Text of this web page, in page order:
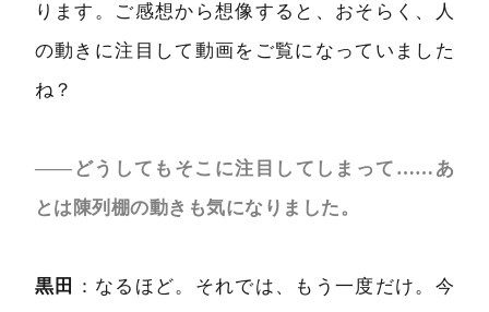
ります。ご感想から想像すると、おそらく、人
の動きに注目して動画をご覧になっていました
ね？
――どうしてもそこに注目してしまって……あ
とは陳列棚の動きも気になりました。
黒田
：なるほど。それでは、もう一度だけ。今